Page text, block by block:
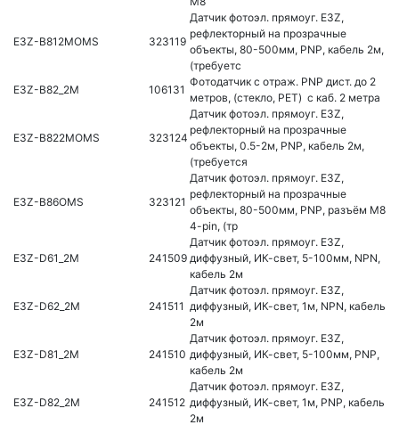
E3Z-B812MOMS 323119
Датчик фотоэл. прямоуг. E3Z,
рефлекторный на прозрачные
объекты, 80-500мм, PNP, кабель 2м,
(требуетс
E3Z-B82_2M
106131
Фотодатчик с отраж. PNP дист. до 2
метров, (стекло, PET) с каб. 2 метра
E3Z-B822MOMS 323124
Датчик фотоэл. прямоуг. E3Z,
рефлекторный на прозрачные
объекты, 0.5-2м, PNP, кабель 2м,
(требуется
E3Z-B86OMS 323121
Датчик фотоэл. прямоуг. E3Z,
рефлекторный на прозрачные
объекты, 80-500мм, PNP, разъём M8
4-pin, (тр
E3Z-D61_2M 241509
Датчик фотоэл. прямоуг. E3Z,
диффузный, ИК-свет, 5-100мм, NPN,
кабель 2м
E3Z-D62_2M 241511
Датчик фотоэл. прямоуг. E3Z,
диффузный, ИК-свет, 1м, NPN, кабель
2м
E3Z-D81_2M 241510
Датчик фотоэл. прямоуг. E3Z,
диффузный, ИК-свет, 5-100мм, PNP,
кабель 2м
E3Z-D82_2M 241512
Датчик фотоэл. прямоуг. E3Z,
диффузный, ИК-свет, 1м, PNP, кабель
2м